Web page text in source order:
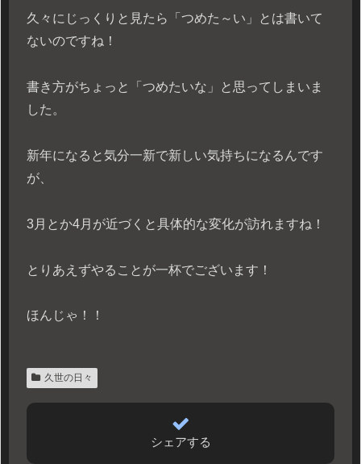
久々にじっくりと見たら「つめた～い」とは書いて
ないのですね！
書き方がちょっと「つめたいな」と思ってしまいま
した。
新年になると気分一新で新しい気持ちになるんです
が、
3月とか4月が近づくと具体的な変化が訪れますね！
とりあえずやることが一杯でございます！
ほんじゃ！！
久世の日々
シェアする